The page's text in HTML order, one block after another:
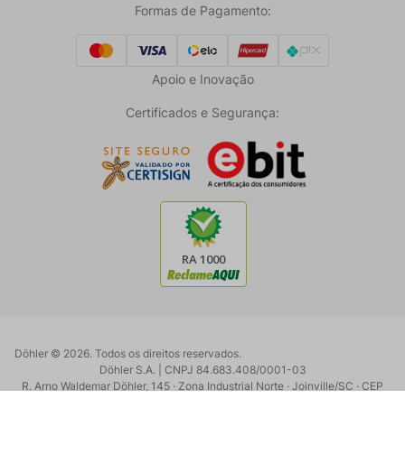
Formas de Pagamento:
Apoio e Inovação
Certificados e Segurança:
Döhler © 2026. Todos os direitos reservados.
Döhler S.A. | CNPJ 84.683.408/0001-03
R. Arno Waldemar Döhler, 145 · Zona Industrial Norte · Joinville/SC · CEP